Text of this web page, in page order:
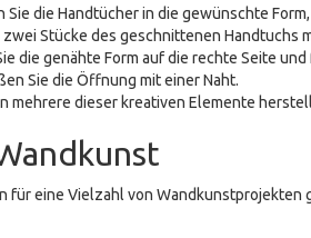
Sie die Handtücher in die gewünschte
zwei Stücke des geschnittenen Handtuchs
die genähte Form auf die rechte Seite
Sie die Öffnung mit einer Naht.
mehrere dieser kreativen Elemente
für eine Vielzahl von Wandkunstprojekten